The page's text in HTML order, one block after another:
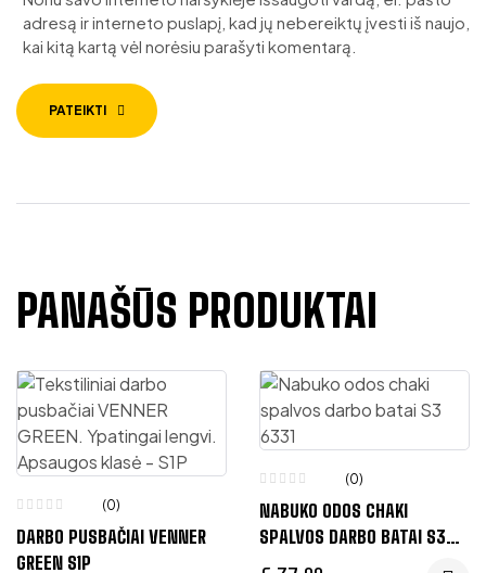
adresą ir interneto puslapį, kad jų nebereiktų įvesti iš naujo,
kai kitą kartą vėl norėsiu parašyti komentarą.
PATEIKTI
PANAŠŪS PRODUKTAI
(0)
DARBO PUSBAČIAI VENNER
GREEN S1P
(0)
NABUKO ODOS CHAKI
SPALVOS DARBO BATAI S3
6331